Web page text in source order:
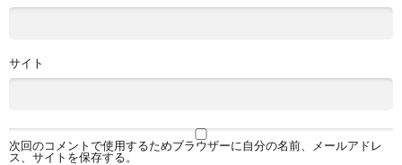
サイト
次回のコメントで使用するためブラウザーに自分の名前、メールアドレ
ス、サイトを保存する。